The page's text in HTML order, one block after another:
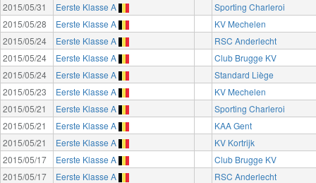
2015/05/31 Eerste Klasse A
Sporting Charleroi
2015/05/28
Eerste Klasse A
KV Mechelen
2015/05/24
Eerste Klasse A
RSC Anderlecht
2015/05/24
Eerste Klasse A
Club Brugge KV
2015/05/24
Eerste Klasse A
Standard Liège
2015/05/23
Eerste Klasse A
KV Mechelen
2015/05/21
Eerste Klasse A
Sporting Charleroi
2015/05/21
Eerste Klasse A
KAA Gent
2015/05/21
Eerste Klasse A
KV Kortrijk
2015/05/17
Eerste Klasse A
Club Brugge KV
2015/05/17
Eerste Klasse A
RSC Anderlecht